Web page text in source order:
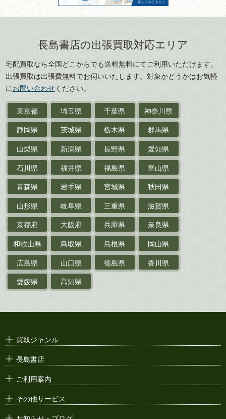
版画・リトグラフ・
刀剣・鎧・甲冑
武道書・武術書
近代文学・
サイン色紙
作家草稿・原稿・肉筆物
探偵小説・推理小説
乗物
鉄道・
電車・バス
戦前・戦中の紙物・資料
絵葉書
支那・満洲・朝鮮・
台湾関係古資料
ポスター・チラシ・
兵庫県
奈良県
島根県
岡山県
徳島県
香川県
愛媛県
長島書店の出張買取対応エリア
宅配買取なら全国どこからでも送料無料にてご利用いただけます。
出張買取は出張費無料でお伺いいたします。対象かどうかはお気軽
にお問い合わせください。
東京都 埼玉県 千葉県
神奈川県
静岡県
茨城県 栃木県
群馬県
山梨県
新潟県 長野県
愛知県
石川県
福井県 福島県
富山県
青森県
岩手県 宮城県
秋田県
山形県
岐阜県 三重県
滋賀県
京都府
大阪府 兵庫県
奈良県
和歌山県
鳥取県 島根県
岡山県
広島県
山口県 徳島県
香川県
愛媛県
高知県
買取ジャンル
長島書店
ご利用案内
その他サービス